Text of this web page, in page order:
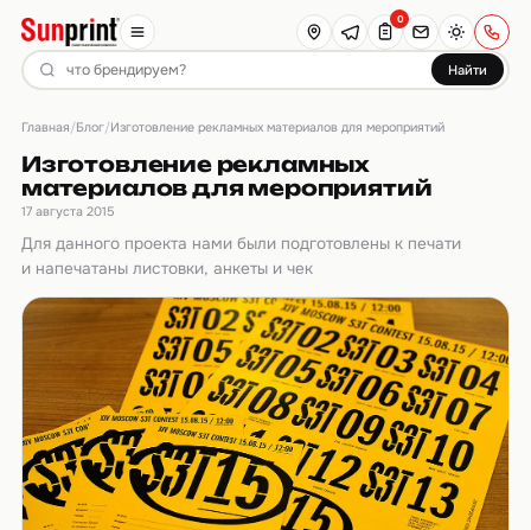
Найти
0
Главная/Блог/Изготовление рекламных материалов для мероприятий
Изготовление рекламных
материалов для мероприятий
17 августа 2015
Для данного проекта нами были подготовлены к печати
и напечатаны листовки, анкеты и чек